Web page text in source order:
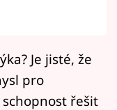
Je jisté, že
pro
řešit